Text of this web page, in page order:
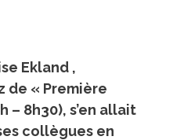
Ekland ,
de « Première
– 8h30), s’en allait
collègues en